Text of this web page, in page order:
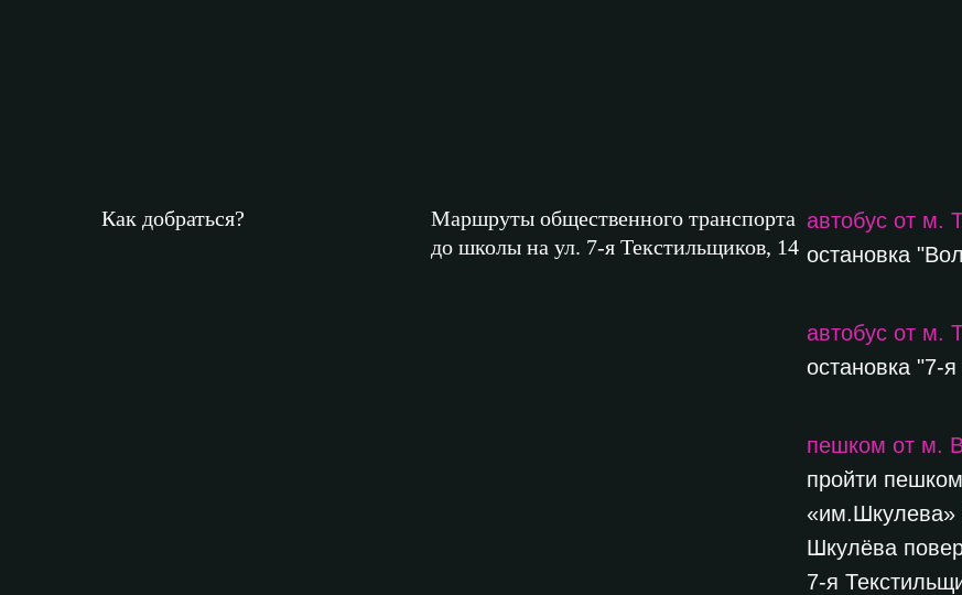
Как добраться?
Маршруты общественного транспорта
до школы на ул. 7-я Текстильщиков, 14
автобус от м.
остановка
автобус от м.
остановка "7-
пешком от м.
пройти
«им.Шкулева»
Шкулёва
7-я